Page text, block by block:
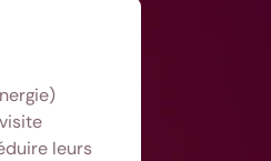
leurs